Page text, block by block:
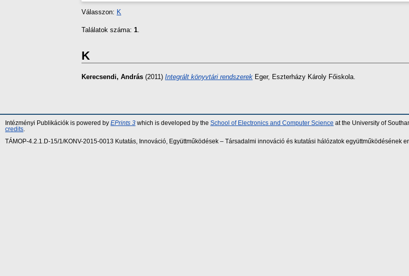
Válasszon: K
Találatok száma: 1.
K
Kerecsendi, András (2011) Integrált könyvtári rendszerek Eger, Eszterházy Károly Főiskola.
Intézményi Publikációk is powered by EPrints 3 which is developed by the School of Electronics and Computer Science at the University of
credits
TÁMOP-4.2.1.D-15/1/KONV-2015-0013 Kutatás, Innováció, Együttműködések – Társadalmi innováció és kutatási hálózatok együttműködésének